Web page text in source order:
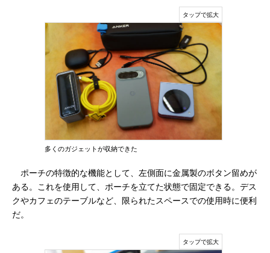
多くのガジェットが収納できた
ポーチの特徴的な機能として、左側面に金属製のボタン留めが
ある。これを使用して、ポーチを立てた状態で固定できる。デス
クやカフェのテーブルなど、限られたスペースでの使用時に便利
だ。